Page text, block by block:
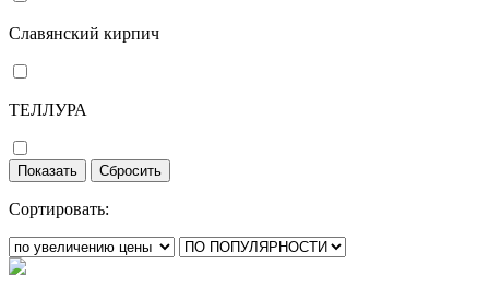
Славянский кирпич
ТЕЛЛУРА
Сортировать: